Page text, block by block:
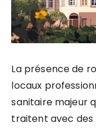
La présence de
locaux
sanitaire majeur
traitent avec des